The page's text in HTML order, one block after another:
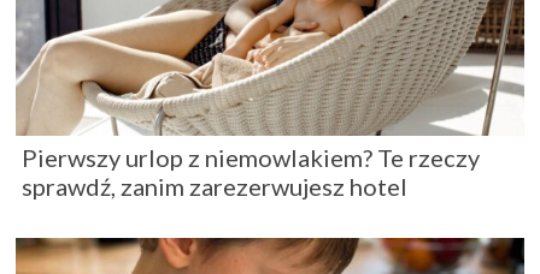
Pierwszy urlop z niemowlakiem? Te rzeczy
sprawdź, zanim zarezerwujesz hotel